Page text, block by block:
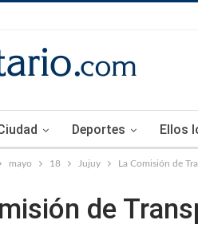
Deportes Ellos
mayo 18 Jujuy La Comisión de
de